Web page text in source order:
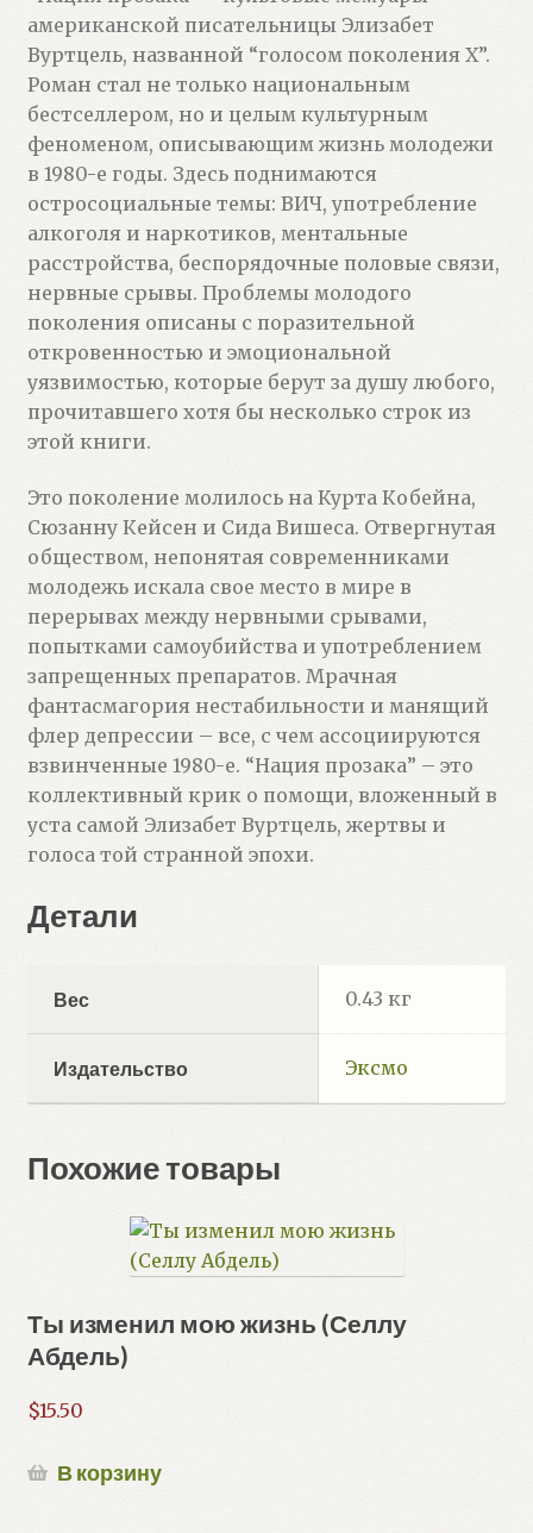
американской писательницы Элизабет
Вуртцель, названной “голосом поколения Х”.
Роман стал не только национальным
бестселлером, но и целым культурным
феноменом, описывающим жизнь молодежи
в 1980-е годы. Здесь поднимаются
остросоциальные темы: ВИЧ, употребление
алкоголя и наркотиков, ментальные
расстройства, беспорядочные половые связи,
нервные срывы. Проблемы молодого
поколения описаны с поразительной
откровенностью и эмоциональной
уязвимостью, которые берут за душу любого,
прочитавшего хотя бы несколько строк из
этой книги.
Это поколение молилось на Курта Кобейна,
Сюзанну Кейсен и Сида Вишеса. Отвергнутая
обществом, непонятая современниками
молодежь искала свое место в мире в
перерывах между нервными срывами,
попытками самоубийства и употреблением
запрещенных препаратов. Мрачная
фантасмагория нестабильности и манящий
флер депрессии – все, с чем ассоциируются
взвинченные 1980-е. “Нация прозака” – это
коллективный крик о помощи, вложенный в
уста самой Элизабет Вуртцель, жертвы и
голоса той странной эпохи.
Детали
Вес 0.43 кг
Издательство Эксмо
Похожие товары
Ты изменил мою жизнь (Селлу
Абдель)
$15.50
В корзину